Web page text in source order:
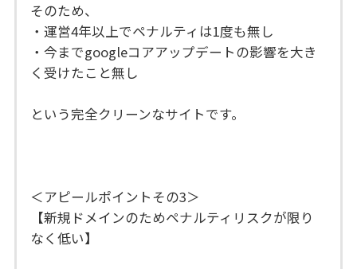
そのため、
・運営4年以上でペナルティは1度も無し
・今までgoogleコアアップデートの影響を大き
く受けたこと無し
という完全クリーンなサイトです。
＜アピールポイントその3＞
【新規ドメインのためペナルティリスクが限り
なく低い】